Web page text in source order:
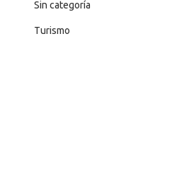
Sin categoría
Turismo